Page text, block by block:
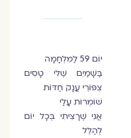
יוֹם 59 לַמִּלְחָמָה
בַּשָּׁמַיִם שֶׁלִּי טָסִים
צִפּוֹרֵי עֲנָק חַדּוֹת
שׁוֹמְרוֹת עָלַי
אֲנִי שֶׁרָצִיתִי בְּכָל יוֹם
לְהַלֵּל